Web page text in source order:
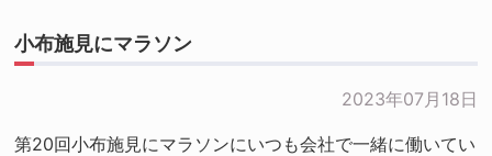
小布施見にマラソン
2023年07月18日
第20回小布施見にマラソンにいつも会社で一緒に働いてい